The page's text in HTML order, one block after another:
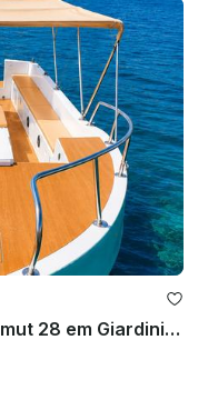
Aluguel de iates a motor Azimut 28 em Giardini Naxos, Sicilia